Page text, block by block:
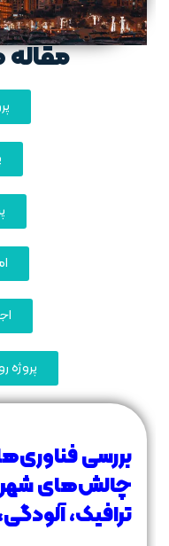
مقاله
پروژه
بررسی
چالش‌های
ترافیک،